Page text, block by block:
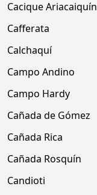
Cacique Ariacaiquín
Cafferata
Calchaquí
Campo Andino
Campo Hardy
Cañada de Gómez
Cañada Rica
Cañada Rosquín
Candioti